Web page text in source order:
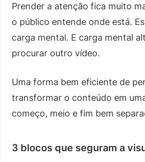
Prender a atenção fica muito
o público entende onde está.
carga mental. E carga mental
procurar outro vídeo.
Uma forma bem eficiente de
transformar o conteúdo em
começo, meio e fim bem
3 blocos que seguram a